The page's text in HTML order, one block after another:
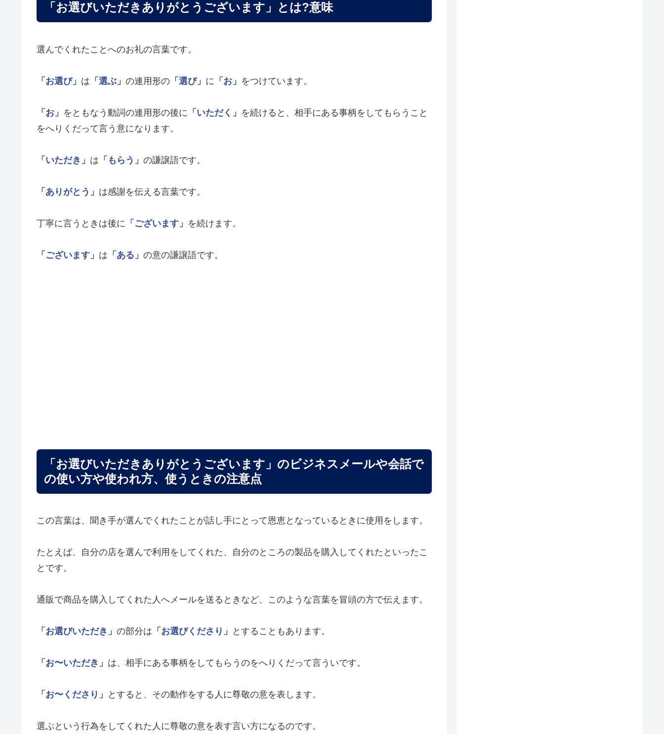
「お選びいただきありがとうございます」とは?意味
選んでくれたことへのお礼の言葉です。
「お選び」 は 「選ぶ」 の連用形の 「選び」 に 「お」 をつけています。
「お」 をともなう動詞の連用形の後に 「いただく」 を続けると、相手にある事柄をしてもらうこと
をへりくだって言う意になります。
「いただき」 は 「もらう」 の謙譲語です。
「ありがとう」 は感謝を伝える言葉です。
丁寧に言うときは後に 「ございます」 を続けます。
「ございます」 は 「ある」 の意の謙譲語です。
「お選びいただきありがとうございます」のビジネスメールや会話で
の使い方や使われ方、使うときの注意点
この言葉は、聞き手が選んでくれたことが話し手にとって恩恵となっているときに使用をします。
たとえば、自分の店を選んで利用をしてくれた、自分のところの製品を購入してくれたといったこ
とです。
通販で商品を購入してくれた人へメールを送るときなど、このような言葉を冒頭の方で伝えます。
「お選びいただき」 の部分は 「お選びくださり」 とすることもあります。
「お〜いただき」 は、相手にある事柄をしてもらうのをへりくだって言ういです。
「お〜くださり」 とすると、その動作をする人に尊敬の意を表します。
選ぶという行為をしてくれた人に尊敬の意を表す言い方になるのです。